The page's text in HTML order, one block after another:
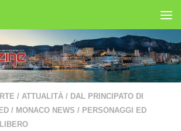
/ ATTUALITÀ / DAL PRINCIPATO DI
/ MONACO NEWS / PERSONAGGI ED